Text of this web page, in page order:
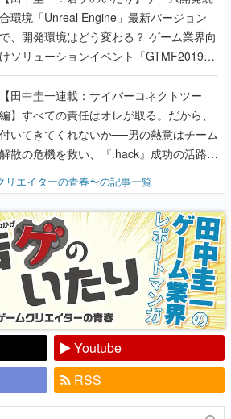
合環境「Unreal Engine」最新バージョン
で、開発環境はどう変わる？ ゲーム業界向
けソリューションイベント「GTMF2019」
に行って、より理解を深めよう【PR】
【田中圭一連載：サイバーコネクトツー
編】すべての責任はオレが取る。だから、
付いてきてくれないか──男の熱意はチーム
解散の危機を救い、『.hack』成功の活路を
『少年ジャンプ』色だった【若ゲのいた
り】
リエイターの青春〜の記事一覧
Youtube
RSS